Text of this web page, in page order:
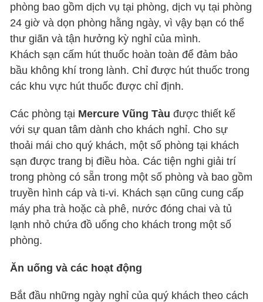
phòng bao gồm dịch vụ tại phòng, dịch vụ tại phòng
24 giờ và dọn phòng hằng ngày, vì vậy bạn có thể
thư giãn và tận hưởng kỳ nghỉ của mình.
Khách sạn cấm hút thuốc hoàn toàn để đảm bảo
bầu không khí trong lành. Chỉ được hút thuốc trong
các khu vực hút thuốc được chỉ định.
Các phòng tại Mercure Vũng Tàu được thiết kế
với sự quan tâm dành cho khách nghỉ. Cho sự
thoải mái cho quý khách, một số phòng tại khách
sạn được trang bị điều hòa. Các tiện nghi giải trí
trong phòng có sẵn trong một số phòng và bao gồm
truyền hình cáp và ti-vi. Khách sạn cũng cung cấp
máy pha trà hoặc cà phê, nước đóng chai và tủ
lạnh nhỏ chứa đồ uống cho khách trong một số
phòng.
Ăn uống và các hoạt động
Bắt đầu những ngày nghỉ của quý khách theo cách